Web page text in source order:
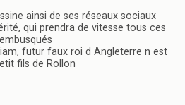
ainsi de ses réseaux sociaux
qui prendra de vitesse tous ces
futur faux roi d Angleterre n est
fils de Rollon